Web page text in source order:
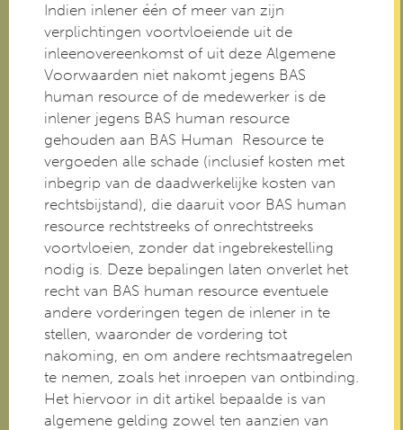
Indien inlener één of meer van zijn
verplichtingen voortvloeiende uit de
inleenovereenkomst of uit deze Algemene
Voorwaarden niet nakomt jegens BAS
human resource of de medewerker is de
inlener jegens BAS human resource
gehouden aan BAS Human Resource te
vergoeden alle schade (inclusief kosten met
inbegrip van de daadwerkelijke kosten van
rechtsbijstand), die daaruit voor BAS human
resource rechtstreeks of onrechtstreeks
voortvloeien, zonder dat ingebrekestelling
nodig is. Deze bepalingen laten onverlet het
recht van BAS human resource eventuele
andere vorderingen tegen de inlener in te
stellen, waaronder de vordering tot
nakoming, en om andere rechtsmaatregelen
te nemen, zoals het inroepen van ontbinding.
Het hiervoor in dit artikel bepaalde is van
algemene gelding zowel ten aanzien van